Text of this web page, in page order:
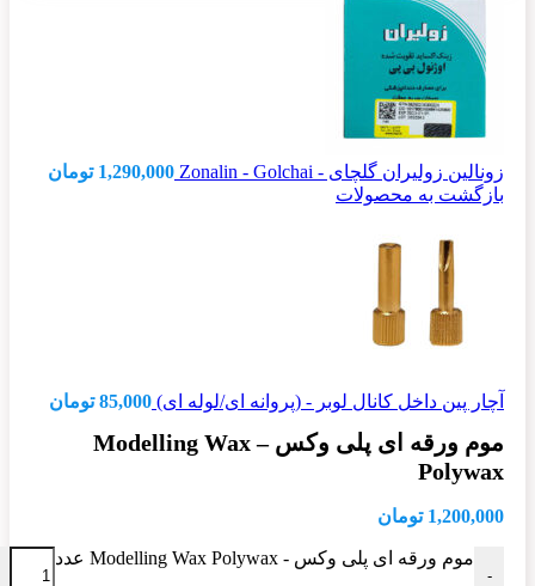
زونالین زولیران گلچای - Zonalin - Golchai 1,290,000 تومان
بازگشت به محصولات
آچار پین داخل کانال لوبر - (پروانه ای/لوله ای) 85,000 تومان
موم ورقه ای پلی وکس – Modelling Wax
Polywax
1,200,000 تومان
-
موم ورقه ای پلی وکس - Modelling Wax Polywax عدد